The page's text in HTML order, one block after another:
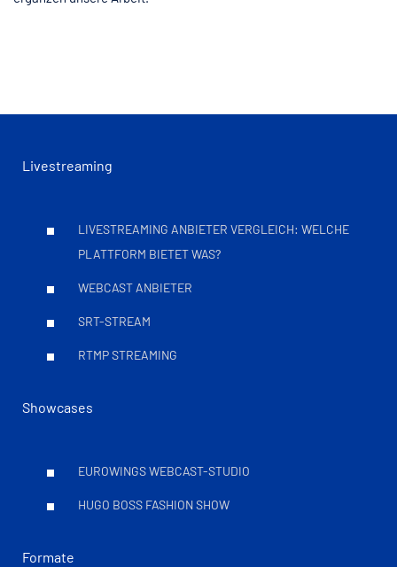
Livestreaming
LIVESTREAMING ANBIETER VERGLEICH: WELCHE
PLATTFORM BIETET WAS?
WEBCAST ANBIETER
SRT-STREAM
RTMP STREAMING
Showcases
EUROWINGS WEBCAST-STUDIO
HUGO BOSS FASHION SHOW
Formate